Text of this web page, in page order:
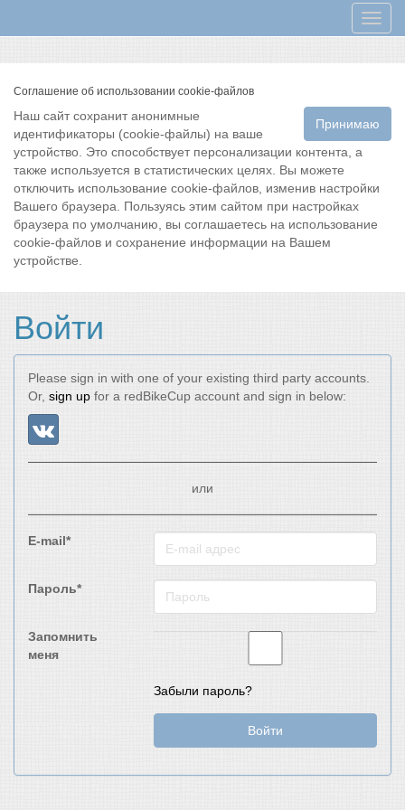
Меню
Соглашение об использовании cookie-файлов
Принимаю
Наш сайт сохранит анонимные
идентификаторы (cookie-файлы) на ваше
устройство. Это способствует персонализации контента, а
также используется в статистических целях. Вы можете
отключить использование cookie-файлов, изменив настройки
Вашего браузера. Пользуясь этим сайтом при настройках
браузера по умолчанию, вы соглашаетесь на использование
cookie-файлов и сохранение информации на Вашем
устройстве.
Войти
Please sign in with one of your existing third party accounts.
Or, sign up for a redBikeCup account and sign in below:
или
E-mail*
Пароль*
Запомнить
меня
Забыли пароль?
Войти